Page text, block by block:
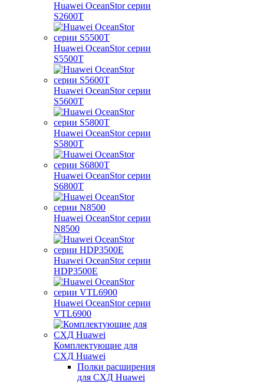
Huawei OceanStor серии
S2600T
Huawei OceanStor серии
S5500T
Huawei OceanStor серии
S5600T
Huawei OceanStor серии
S5800T
Huawei OceanStor серии
S6800T
Huawei OceanStor серии
N8500
Huawei OceanStor серии
HDP3500E
Huawei OceanStor серии
VTL6900
Комплектующие для
СХД Huawei
Полки расширения
для СХД Huawei